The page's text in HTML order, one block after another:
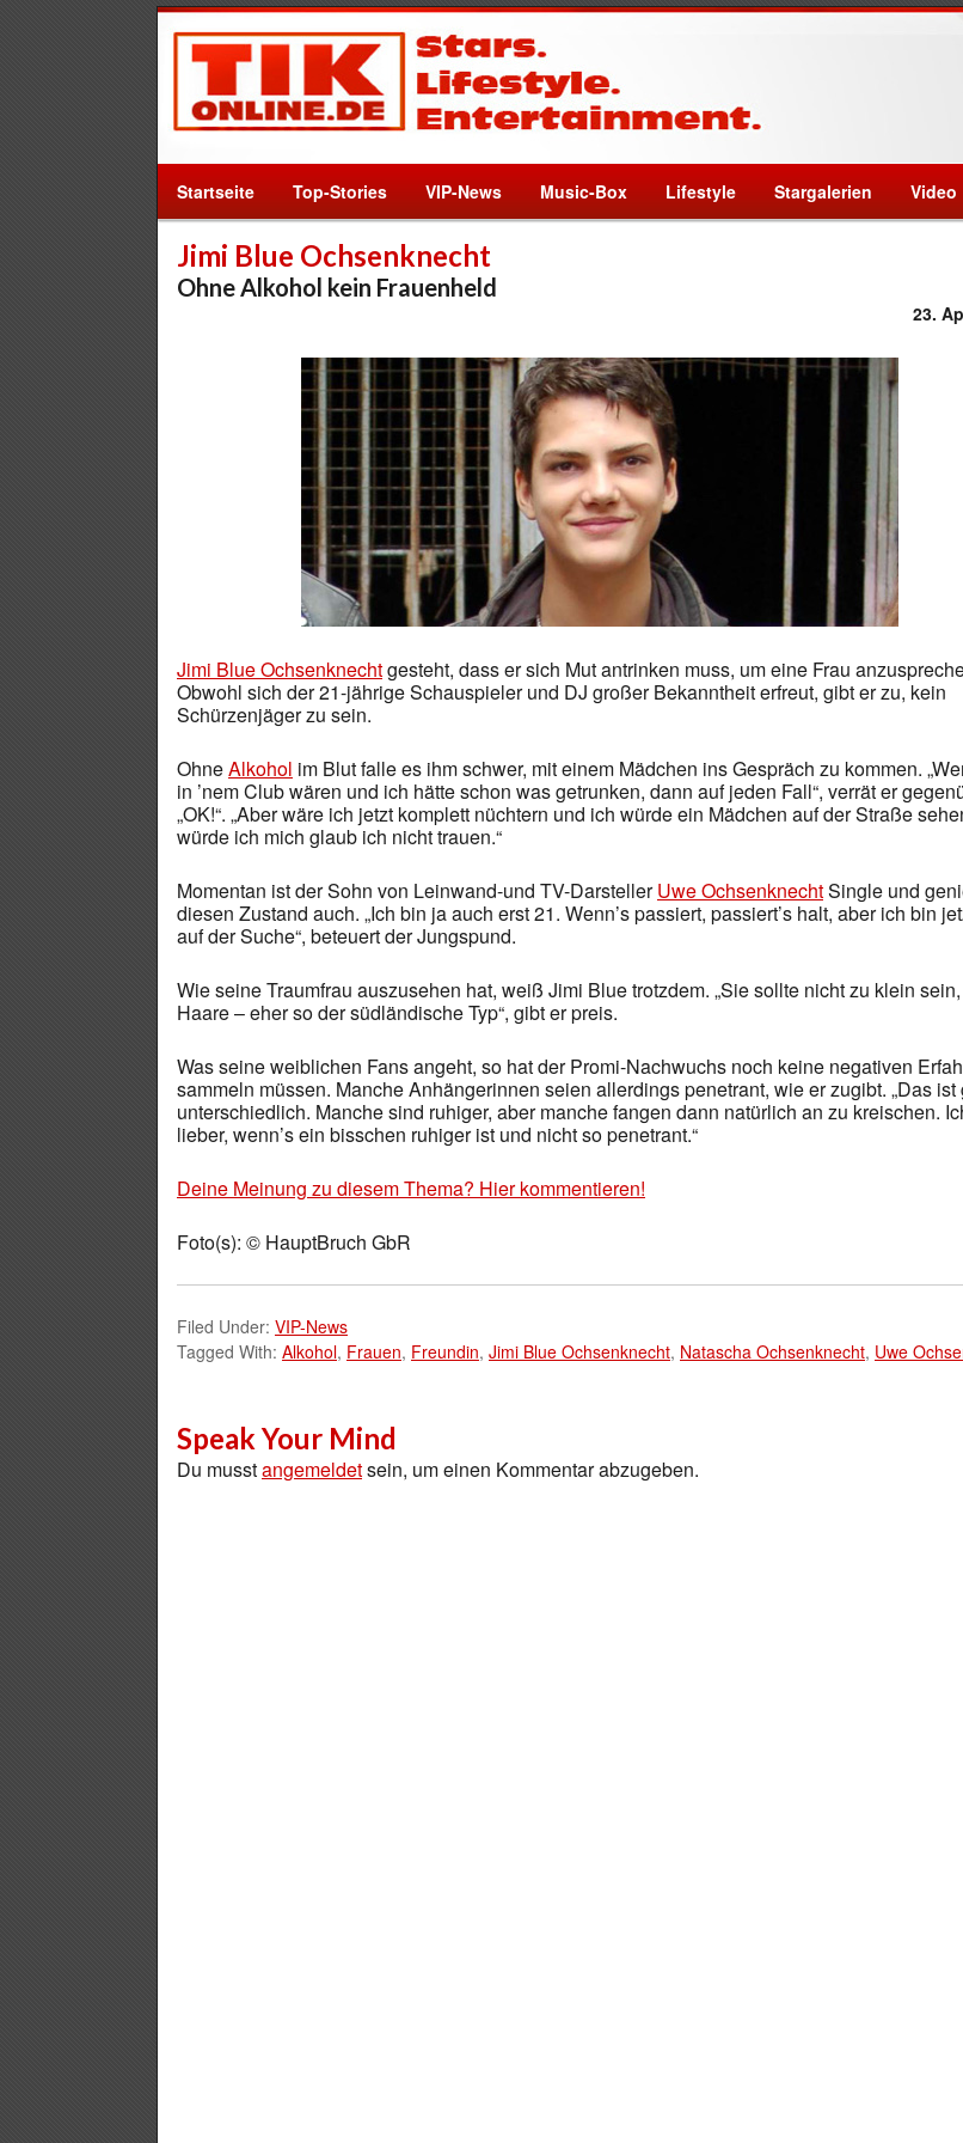
Startseite Top-Stories VIP-News Music-Box Lifestyle Stargalerien Video
Jimi Blue Ochsenknecht
Ohne Alkohol kein Frauenheld
23.
Jimi Blue Ochsenknechtgesteht, dass er sich Mut antrinken muss, um eine Frau
Obwohl sich der 21-jährige Schauspieler und DJ großer Bekanntheit erfreut, gibt er zu, kein
Schürzenjäger zu sein.
OhneAlkohol im Blut falle es ihm schwer, mit einem Mädchen ins Gespräch zu kommen.
in ’nem Club wären und ich hätte schon was getrunken, dann auf jeden Fall“, verrät er
„OK!“. „Aber wäre ich jetzt komplett nüchtern und ich würde ein Mädchen auf der Straße
würde ich mich glaub ich nicht trauen.“
Momentan ist der Sohn von Leinwand-und TV-DarstellerUwe OchsenknechtSingle und
diesen Zustand auch. „Ich bin ja auch erst 21. Wenn’s passiert, passiert’s halt, aber ich bin
auf der Suche“, beteuert der Jungspund.
Wie seine Traumfrau auszusehen hat, weiß Jimi Blue trotzdem. „Sie sollte nicht zu klein
Haare – eher so der südländische Typ“, gibt er preis.
Was seine weiblichen Fans angeht, so hat der Promi-Nachwuchs noch keine negativen
sammeln müssen. Manche Anhängerinnen seien allerdings penetrant, wie er zugibt. „Das ist
unterschiedlich. Manche sind ruhiger, aber manche fangen dann natürlich an zu kreischen.
lieber, wenn’s ein bisschen ruhiger ist und nicht so penetrant.“
Deine Meinung zu diesem Thema? Hier kommentieren!
Foto(s): © HauptBruch GbR
Filed Under: VIP-News
Tagged With: Alkohol, Frauen, Freundin, Jimi Blue Ochsenknecht, Natascha Ochsenknecht, Uwe
Speak Your Mind
Du musstangemeldetsein, um einen Kommentar abzugeben.